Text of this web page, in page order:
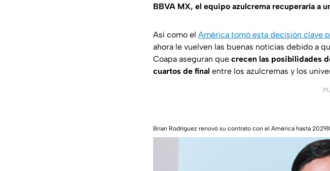
BBVA MX, el equipo azulcrema recuperaría a
Así como el América tomó esta decisión clave
ahora le vuelven las buenas noticias debido a
Coapa aseguran que crecen las posibilidades
cuartos de final entre los azulcremas y los
Brian Rodríguez renovó su contrato con el América hasta